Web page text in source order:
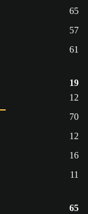
65
57
61
19
12
70
12
16
11
65